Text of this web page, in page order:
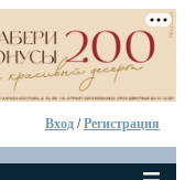
Вход /Регистрация